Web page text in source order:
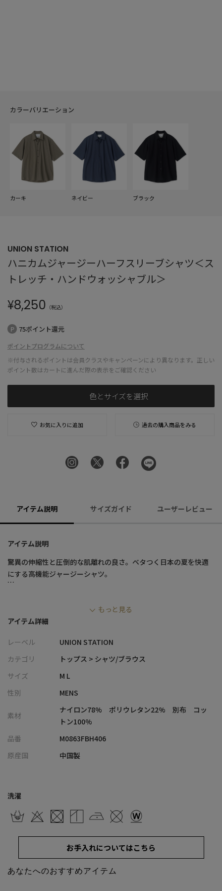
カラーバリエーション
カーキ ネイビー ブラック
UNION STATION
ハニカムジャージーハーフスリーブシャツ＜ス
トレッチ・ハンドウォッシャブル＞
¥8,250 （税込）
75ポイント還元
ポイントプログラムについて
※付与されるポイントは会員クラスやキャンペーンにより異なります。正しい
ポイント数はカートに進んだ際の表示をご確認ください
色とサイズを選択
お気に入りに追加 過去の購入商品をみる
アイテム説明 サイズガイド ユーザーレビュー
アイテム説明
驚異の伸縮性と圧倒的な肌離れの良さ。ベタつく日本の夏を快適
にする高機能ジャージーシャツ。
・ハニカム調の凹凸感があるオリジナルのドビージャージ素材を
採用し、シンプルながらも表情豊かな仕上がりに
随を許さない圧倒的なストレッチ性を実現
・凹凸組織が肌への接触面積を最小限に抑え、汗をかいても肌に
・ナイロンベースの軽やかでタフな質感でありながら、ブランド
らしいクリーンで端正なシャツの仕立てをキープ
・自宅で手軽にお手入れができ、シワにもなりにくい夏に嬉しい
ハンドウォッシャブル仕様
引き締めるブラックの洗練された3色展開
・フロントボタンを開けてインナーの白Tシャツにサラリと羽織れ
ば、抜群の動きやすさを活かしたアクティブな大人の休日スタイ
ルが完成
・カーキにはベージュのチノパンやハーフパンツを合わせ、ラフ
さを抑えた上品なアースカラーコーディネートに
・圧倒的な軽さと高伸縮性を活かして、夏の長距離移動や出張、
ドライブなど、きちんと見せつつリラックスしたいシーンの相棒
もっと見る
アイテム詳細
レーベル
UNION STATION
カテゴリ
トップス > シャツ/ブラウス
サイズ
M L
性別
MENS
素材
ナイロン78% ポリウレタン22% 別布 コッ
トン100%
品番
M0863FBH406
原産国
中国製
洗濯
お手入れについてはこちら
あなたへのおすすめアイテム